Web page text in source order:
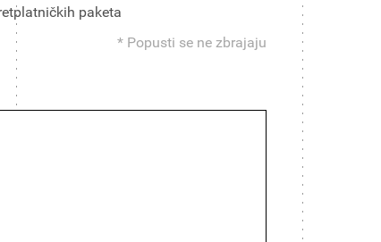
paketa
* Popusti se ne zbrajaju